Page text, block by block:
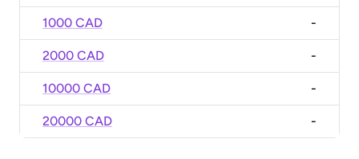
1000 CAD -
2000 CAD -
10000 CAD -
20000 CAD -